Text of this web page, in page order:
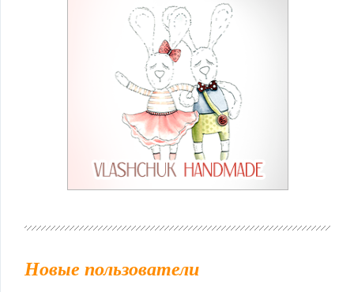
Новые пользователи